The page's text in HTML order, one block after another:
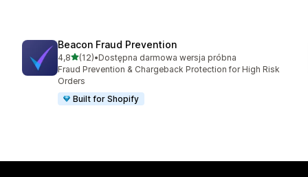
Beacon Fraud Prevention
4,8na 5 gwiazdek
(12)
Łączna liczba recenzji: 12
•Dostępna darmowa wersja próbna
Fraud Prevention & Chargeback Protection for High Risk
Orders
Built for Shopify